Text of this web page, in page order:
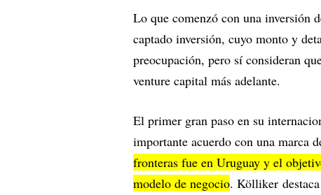
Lo que comenzó con una inversión
captado inversión, cuyo monto y
preocupación, pero sí consideran
venture capital más adelante.
El primer gran paso en su
importante acuerdo con una marca
fronteras fue en Uruguay y el
modelo de negocio. Kölliker